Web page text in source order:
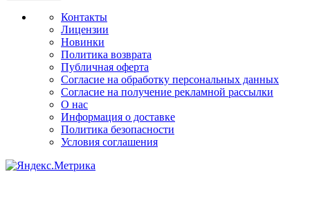
Контакты
Лицензии
Новинки
Политика возврата
Публичная оферта
Согласие на обработку персональных данных
Согласие на получение рекламной рассылки
О нас
Информация о доставке
Политика безопасности
Условия соглашения